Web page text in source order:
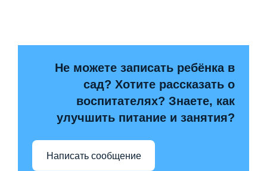
Не можете записать ребёнка в
сад? Хотите рассказать о
воспитателях? Знаете, как
улучшить питание и занятия?
Написать сообщение